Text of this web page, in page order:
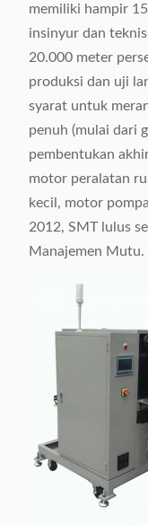
memiliki hampir
insinyur dan
20.000 meter
produksi dan uji
syarat untuk
penuh (mulai dari
pembentukan
motor peralatan
kecil, motor
2012, SMT lulus
Manajemen Mutu.